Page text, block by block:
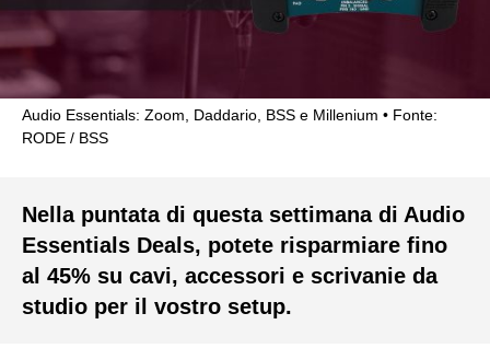
Audio Essentials: Zoom, Daddario, BSS e Millenium
Fonte:
RODE / BSS
Nella puntata di questa settimana di Audio
Essentials Deals, potete risparmiare fino
al 45% su cavi, accessori e scrivanie da
studio per il vostro setup.